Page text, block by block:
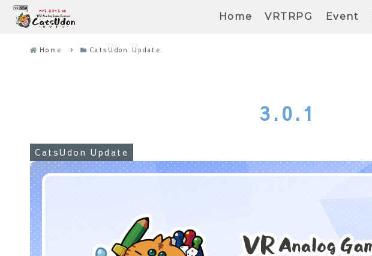
Home VRTRPG Event
Home CatsUdon Update
3.0.1
CatsUdon Update